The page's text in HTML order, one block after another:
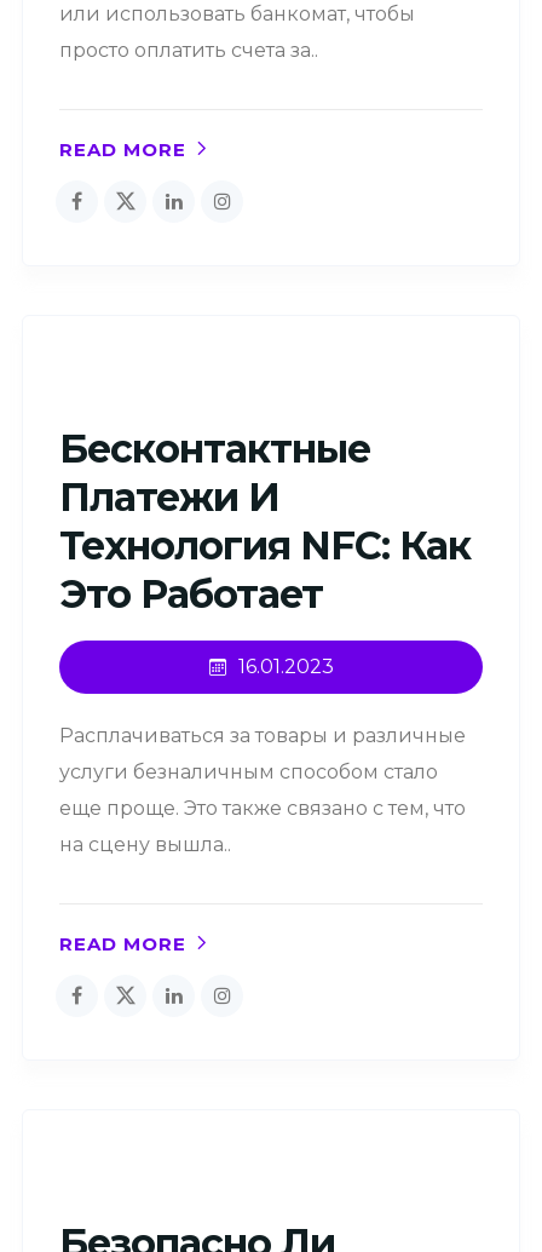
или использовать банкомат, чтобы
просто оплатить счета за..
READ MORE
Бесконтактные
Платежи И
Технология NFC: Как
Это Работает
16.01.2023
Расплачиваться за товары и различные
услуги безналичным способом стало
еще проще. Это также связано с тем, что
на сцену вышла..
READ MORE